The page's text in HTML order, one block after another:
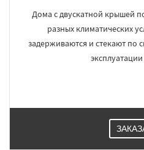
Дома с двускатной крышей
разных климатических
задерживаются и стекают по